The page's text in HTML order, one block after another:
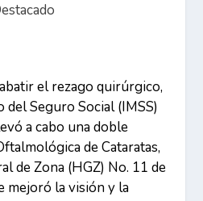
el rezago quirúrgico,
Seguro Social (IMSS)
a cabo una doble
de Cataratas,
de Zona (HGZ) No. 11 de
mejoró la visión y la